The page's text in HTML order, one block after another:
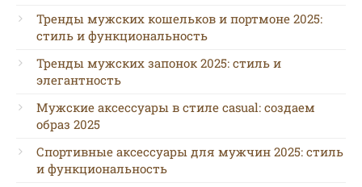
Тренды мужских кошельков и портмоне 2025:
стиль и функциональность
Тренды мужских запонок 2025: стиль и
элегантность
Мужские аксессуары в стиле casual: создаем
образ 2025
Спортивные аксессуары для мужчин 2025: стиль
и функциональность